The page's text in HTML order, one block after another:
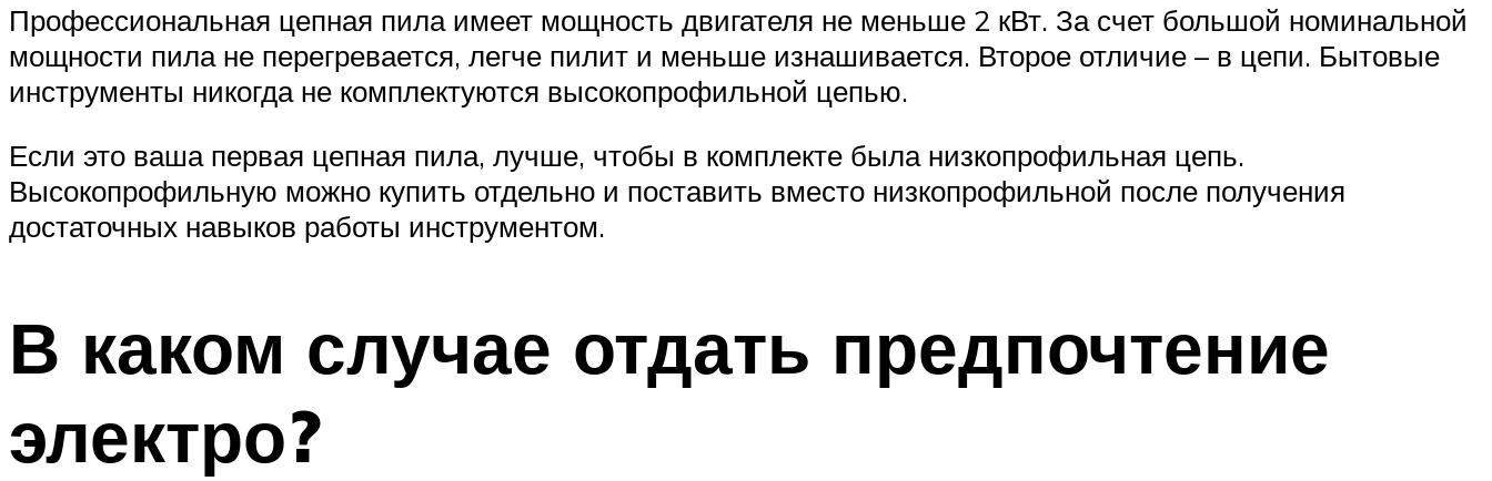
Профессиональная цепная пила имеет мощность двигателя не меньше 2 кВт. За счет большой номинальной
мощности пила не перегревается, легче пилит и меньше изнашивается. Второе отличие – в цепи. Бытовые
инструменты никогда не комплектуются высокопрофильной цепью.
Если это ваша первая цепная пила, лучше, чтобы в комплекте была низкопрофильная цепь.
Высокопрофильную можно купить отдельно и поставить вместо низкопрофильной после получения
достаточных навыков работы инструментом.
В каком случае отдать предпочтение
электро?